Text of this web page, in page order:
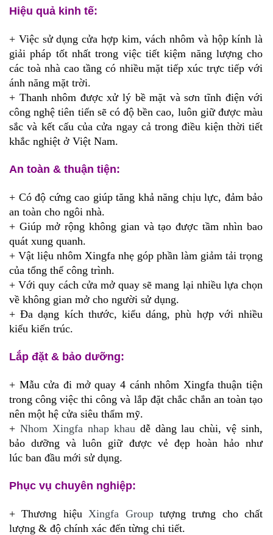
Hiệu quả kinh tế:
+ Việc sử dụng cửa hợp kim, vách nhôm và hộp kính là
giải pháp tốt nhất trong việc tiết kiệm năng lượng cho
các toà nhà cao tầng có nhiều mặt tiếp xúc trực tiếp với
ánh năng mặt trời.
+ Thanh nhôm được xử lý bề mặt và sơn tĩnh điện với
công nghệ tiên tiến sẽ có độ bền cao, luôn giữ được màu
sắc và kết cấu của cửa ngay cả trong điều kiện thời tiết
khắc nghiệt ở Việt Nam.
An toàn & thuận tiện:
+ Có độ cứng cao giúp tăng khả năng chịu lực, đảm bảo
an toàn cho ngôi nhà.
+ Giúp mở rộng không gian và tạo được tầm nhìn bao
quát xung quanh.
+ Vật liệu nhôm Xingfa nhẹ góp phần làm giảm tải trọng
của tổng thể công trình.
+ Với quy cách cửa mở quay sẽ mang lại nhiều lựa chọn
về không gian mở cho người sử dụng.
+ Đa dạng kích thước, kiểu dáng, phù hợp với nhiều
kiểu kiến trúc.
Lắp đặt & bảo dưỡng:
+ Mẫu cửa đi mở quay 4 cánh nhôm Xingfa thuận tiện
trong công việc thi công và lắp đặt chắc chắn an toàn tạo
nên một hệ cửa siêu thẩm mỹ.
+ Nhom Xingfa nhap khau dễ dàng lau chùi, vệ sinh,
bảo dưỡng và luôn giữ được vẻ đẹp hoàn hảo như
lúc ban đầu mới sử dụng.
Phục vụ chuyên nghiệp:
+ Thương hiệu Xingfa Grouptượng trưng cho chất
lượng & độ chính xác đến từng chi tiết.